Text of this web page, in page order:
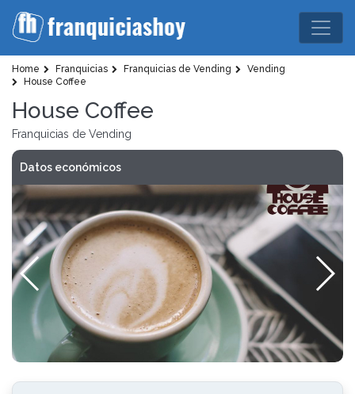
Home Franquicias Franquicias de Vending
Vending
House Coffee
House Coffee
Franquicias de Vending
Datos económicos